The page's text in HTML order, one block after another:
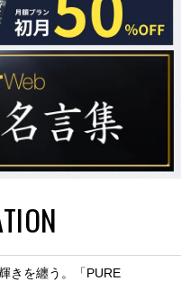
きを纏う。「PURE